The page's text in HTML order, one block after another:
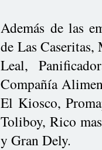
Además de las
de Las
Leal,
Compañía
El Kiosco,
Toliboy, Rico
y Gran Dely.